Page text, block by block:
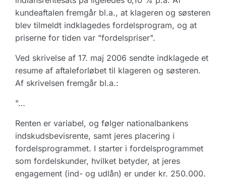
kundeaftalen fremgår bl.a., at klageren og søsteren
blev tilmeldt indklagedes fordelsprogram, og at
priserne for tiden var "fordelspriser".
Ved skrivelse af 17. maj 2006 sendte indklagede et
resume af aftaleforløbet til klageren og søsteren.
Af skrivelsen fremgår bl.a.:
"…
Renten er variabel, og følger nationalbankens
indskudsbevisrente, samt jeres placering i
fordelsprogrammet. I starter i fordelsprogrammet
som fordelskunder, hvilket betyder, at jeres
engagement (ind- og udlån) er under kr. 250.000.